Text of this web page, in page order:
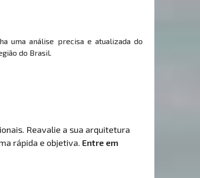
uma análise precisa e atualizada do
do Brasil.
Reavalie a sua arquitetura
rápida e objetiva. Entre em